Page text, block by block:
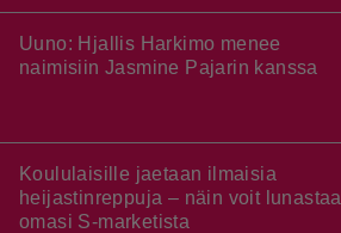
Uuno: Hjallis Harkimo menee
naimisiin Jasmine Pajarin kanssa
Koululaisille jaetaan ilmaisia
heijastinreppuja – näin voit lunastaa
omasi S-marketista